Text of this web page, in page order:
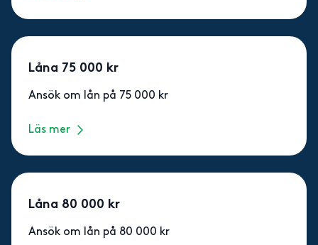
Låna 75 000 kr
Ansök om lån på 75 000 kr
Läs mer
Låna 80 000 kr
Ansök om lån på 80 000 kr